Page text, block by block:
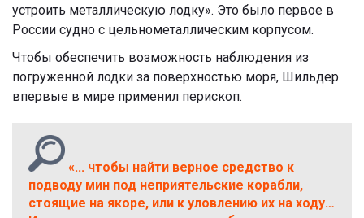
устроить металлическую лодку». Это было первое в
России судно с цельнометаллическим корпусом.
Чтобы обеспечить возможность наблюдения из
погруженной лодки за поверхностью моря, Шильдер
впервые в мире применил перископ.
«... чтобы найти верное средство к
подводу мин под неприятельские корабли,
стоящие на якоре, или к уловлению их на ходу…